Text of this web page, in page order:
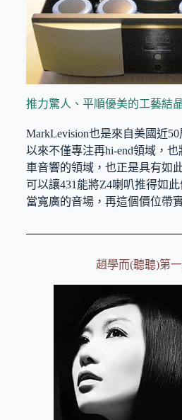
推力驚人、平順優美的工藝結
MarkLevision也是來自美國近
以來不僅專注再hi-end領域，
車音響的領域，也正是具有如
可以讓431能將Z4喇叭推得如
當寬廣的音場，再這個價位帶
趙學而(聽聽)第